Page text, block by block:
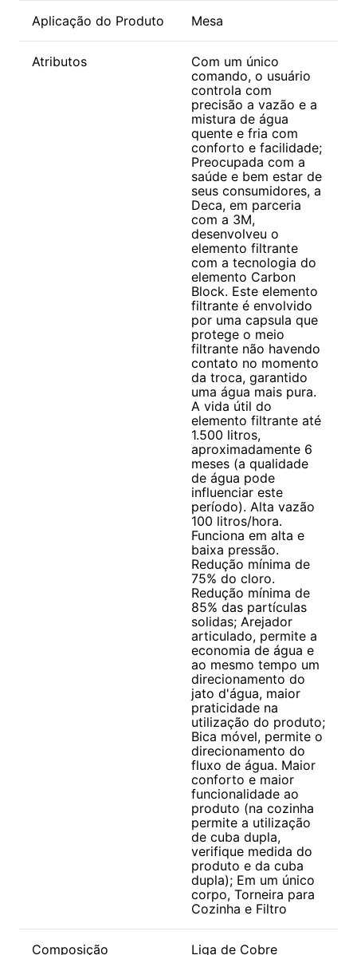
Aplicação do Produto Mesa
Atributos
Com um único
comando, o usuário
controla com
precisão a vazão e a
mistura de água
quente e fria com
conforto e facilidade;
Preocupada com a
saúde e bem estar de
seus consumidores, a
Deca, em parceria
com a 3M,
desenvolveu o
elemento filtrante
com a tecnologia do
elemento Carbon
Block. Este elemento
filtrante é envolvido
por uma capsula que
protege o meio
filtrante não havendo
contato no momento
da troca, garantido
uma água mais pura.
A vida útil do
elemento filtrante até
1.500 litros,
aproximadamente 6
meses (a qualidade
de água pode
influenciar este
período). Alta vazão
100 litros/hora.
Funciona em alta e
baixa pressão.
Redução mínima de
75% do cloro.
Redução mínima de
85% das partículas
solidas; Arejador
articulado, permite a
economia de água e
ao mesmo tempo um
direcionamento do
jato d'água, maior
praticidade na
utilização do produto;
Bica móvel, permite o
direcionamento do
fluxo de água. Maior
conforto e maior
funcionalidade ao
produto (na cozinha
permite a utilização
de cuba dupla,
verifique medida do
produto e da cuba
dupla); Em um único
corpo, Torneira para
Cozinha e Filtro
Composição
Liga de Cobre